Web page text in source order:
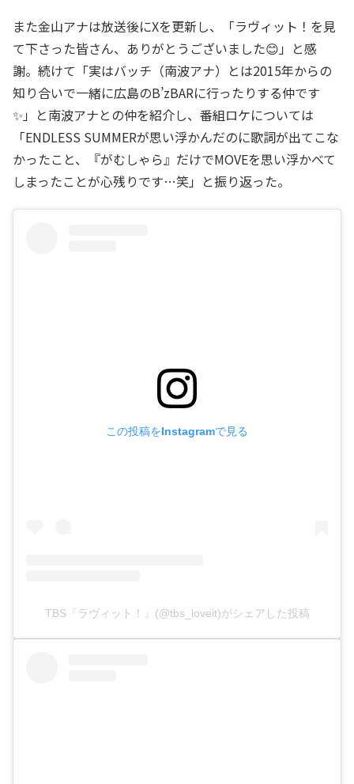
また金山アナは放送後にXを更新し、「ラヴィット！を見
て下さった皆さん、ありがとうございました😊」と感
謝。続けて「実はバッチ（南波アナ）とは2015年からの
知り合いで一緒に広島のB’zBARに行ったりする仲です
✨」と南波アナとの仲を紹介し、番組ロケについては
「ENDLESS SUMMERが思い浮かんだのに歌詞が出てこな
かったこと、『がむしゃら』だけでMOVEを思い浮かべて
しまったことが心残りです…笑」と振り返った。
この投稿をInstagramで見る
TBS『ラヴィット！』(@tbs_loveit)がシェアした投稿